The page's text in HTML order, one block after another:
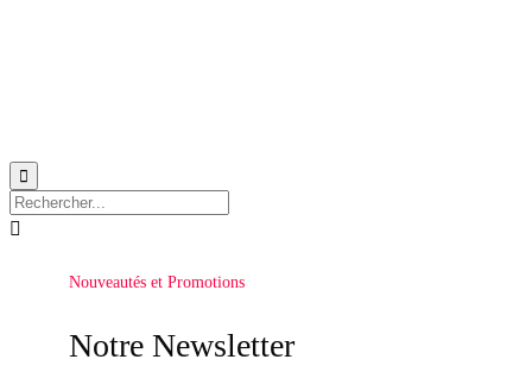


Nouveautés et Promotions
Notre Newsletter